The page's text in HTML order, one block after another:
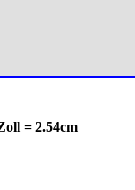
= 2.54cm